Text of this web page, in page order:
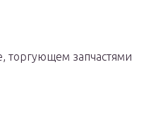
торгующем запчастями